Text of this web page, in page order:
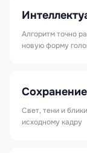
Алгоритм точно
новую форму
Свет, тени и
исходному кадру